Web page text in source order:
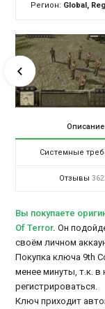
Регион: Global,
Описание
Системные
Отзывы
Вы покупаете
Of Terror. Он
своём личном
Покупка ключа 9th
менее минуты, т.к. в
регистрироваться.
Ключ приходит